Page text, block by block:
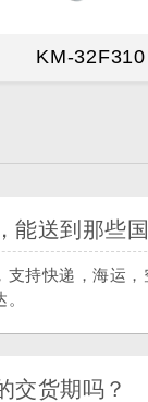
KM-32F310
能送到那些
持快递，海运，
交货期吗？